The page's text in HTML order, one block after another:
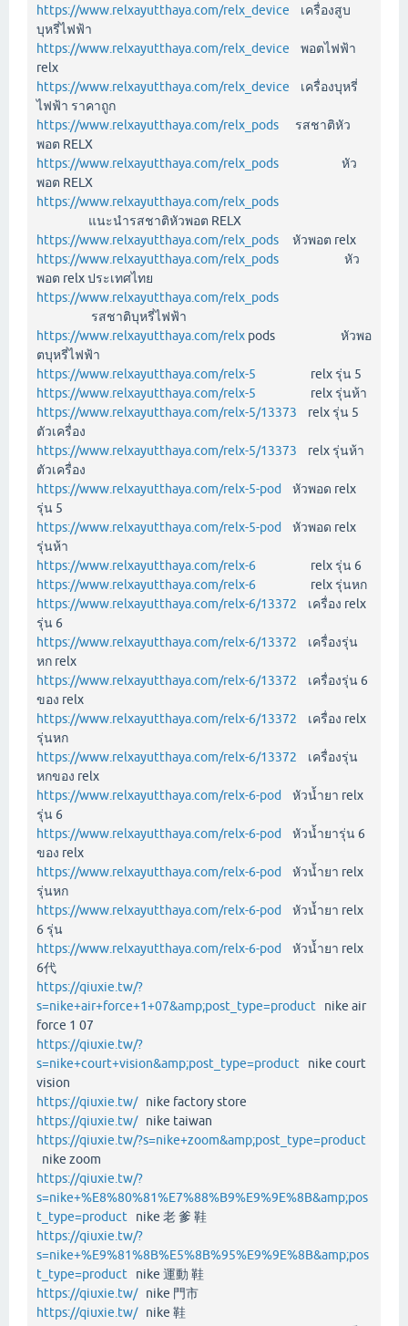
https://www.relxayutthaya.com/relx_device
เครื่องสูบ
บุหรี่ไฟฟ้า
https://www.relxayutthaya.com/relx_device
พอตไฟฟ้า
relx
https://www.relxayutthaya.com/relx_device
เครื่องบุหรี่
ไฟฟ้า ราคาถูก
https://www.relxayutthaya.com/relx_pods รสชาติหัว
พอต RELX
https://www.relxayutthaya.com/relx_pods
หัว
พอต RELX
https://www.relxayutthaya.com/relx_pods
แนะนำรสชาติหัวพอต RELX
https://www.relxayutthaya.com/relx_pods หัวพอต relx
https://www.relxayutthaya.com/relx_pods
หัว
พอต relx ประเทศไทย
https://www.relxayutthaya.com/relx_pods
รสชาติบุหรี่ไฟฟ้า
https://www.relxayutthaya.com/relx pods หัวพอ
ตบุหรี่ไฟฟ้า
https://www.relxayutthaya.com/relx-5
relx รุ่น 5
https://www.relxayutthaya.com/relx-5
relx รุ่นห้า
https://www.relxayutthaya.com/relx-5/13373
relx รุ่น 5
ตัวเครื่อง
https://www.relxayutthaya.com/relx-5/13373
relx รุ่นห้า
ตัวเครื่อง
https://www.relxayutthaya.com/relx-5-pod
หัวพอด relx
รุ่น 5
https://www.relxayutthaya.com/relx-5-pod
หัวพอด relx
รุ่นห้า
https://www.relxayutthaya.com/relx-6
relx รุ่น 6
https://www.relxayutthaya.com/relx-6
relx รุ่นหก
https://www.relxayutthaya.com/relx-6/13372
เครื่อง relx
รุ่น 6
https://www.relxayutthaya.com/relx-6/13372
เครื่องรุ่น
หก relx
https://www.relxayutthaya.com/relx-6/13372
เครื่องรุ่น 6
ของ relx
https://www.relxayutthaya.com/relx-6/13372
เครื่อง relx
รุ่นหก
https://www.relxayutthaya.com/relx-6/13372
เครื่องรุ่น
หกของ relx
https://www.relxayutthaya.com/relx-6-pod
หัวน้ำยา relx
รุ่น 6
https://www.relxayutthaya.com/relx-6-pod
หัวน้ำยารุ่น 6
ของ relx
https://www.relxayutthaya.com/relx-6-pod
หัวน้ำยา relx
รุ่นหก
https://www.relxayutthaya.com/relx-6-pod
หัวน้ำยา relx
6 รุ่น
https://www.relxayutthaya.com/relx-6-pod
หัวน้ำยา relx
6代
https://qiuxie.tw/?
s=nike+air+force+1+07&amp;post_type=product nike air
force 1 07
https://qiuxie.tw/?
s=nike+court+vision&amp;post_type=product nike court
vision
https://qiuxie.tw/nike factory store
https://qiuxie.tw/nike taiwan
https://qiuxie.tw/?s=nike+zoom&amp;post_type=product
nike zoom
https://qiuxie.tw/?
s=nike+%E8%80%81%E7%88%B9%E9%9E%8B&amp;pos
t_type=product nike 老 爹 鞋
https://qiuxie.tw/?
s=nike+%E9%81%8B%E5%8B%95%E9%9E%8B&amp;pos
t_type=product nike 運動 鞋
https://qiuxie.tw/nike 門市
https://qiuxie.tw/nike 鞋